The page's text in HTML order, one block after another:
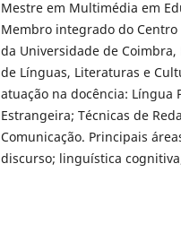
Mestre em Multimédia em
Membro integrado do
da Universidade de
de Línguas, Literaturas e
atuação na docência: Língua
Estrangeira; Técnicas de
Comunicação. Principais
discurso; linguística